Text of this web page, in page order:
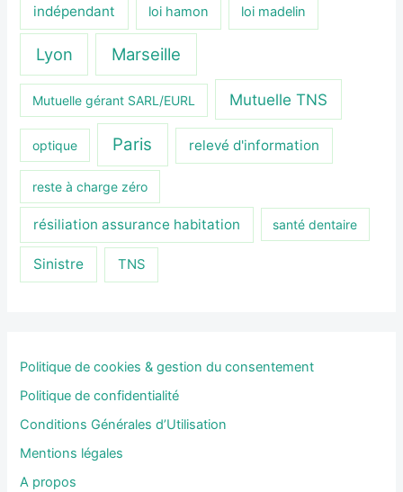
indépendant loi hamon loi madelin
Lyon Marseille
Mutuelle gérant SARL/EURL Mutuelle TNS
optique Paris relevé d'information
reste à charge zéro
résiliation assurance habitation santé dentaire
Sinistre TNS
Politique de cookies & gestion du consentement
Politique de confidentialité
Conditions Générales d’Utilisation
Mentions légales
A propos